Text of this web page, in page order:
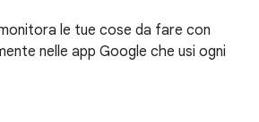
le tue cose da fare con
nelle app Google che usi ogni